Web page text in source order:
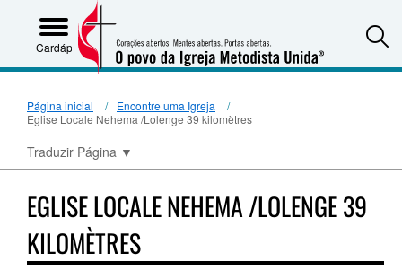
Cardápio
Página inicial
Encontre uma Igreja
Eglise Locale Nehema /Lolenge 39 kilomètres
Traduzir Página ▼
EGLISE LOCALE NEHEMA /LOLENGE 39
KILOMÈTRES